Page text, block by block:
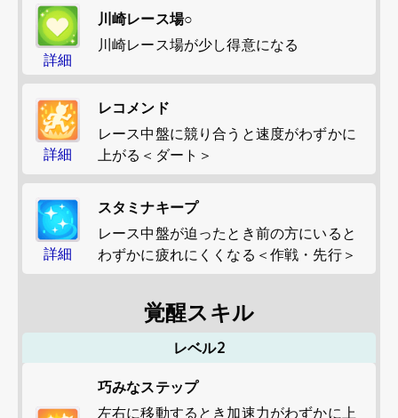
詳細
川崎レース場○
川崎レース場が少し得意になる
詳細
レコメンド
レース中盤に競り合うと速度がわずかに
上がる＜ダート＞
詳細
スタミナキープ
レース中盤が迫ったとき前の方にいると
わずかに疲れにくくなる＜作戦・先行＞
覚醒スキル
レベル2
巧みなステップ
左右に移動するとき加速力がわずかに上